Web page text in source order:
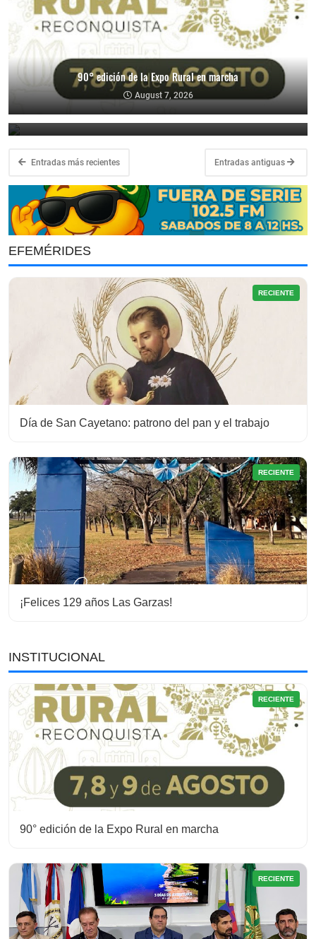
90° edición de la Expo Rural en marcha
August 7, 2026
No pierdas la oportunidad de comer exquisito: se viene la última
raviolada del año
August 7, 2026
Entradas más recientes Entradas antiguas
EFEMÉRIDES
RECIENTE
Día de San Cayetano: patrono del pan y el trabajo
RECIENTE
¡Felices 129 años Las Garzas!
INSTITUCIONAL
RECIENTE
90° edición de la Expo Rural en marcha
RECIENTE